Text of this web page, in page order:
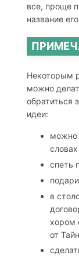
все, проще
название
Некоторым
можно
обратиться
идеи:
можно
спеть
в
хором
от